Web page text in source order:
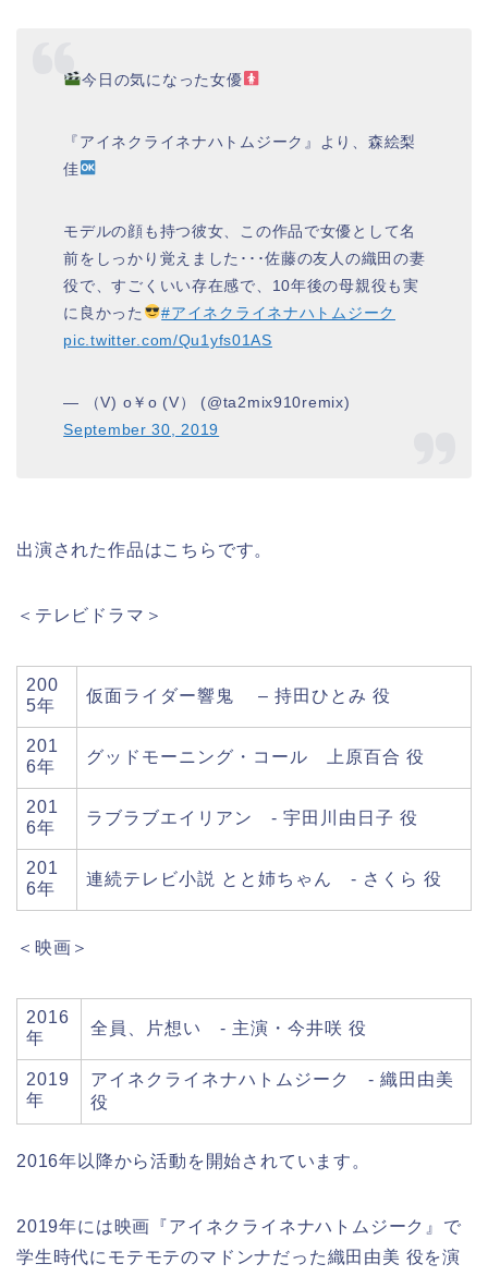
今日の気になった女優
『アイネクライネナハトムジーク』より、森絵梨
佳
モデルの顔も持つ彼女、この作品で女優として名
前をしっかり覚えました･･･佐藤の友人の織田の妻
役で、すごくいい存在感で、10年後の母親役も実
に良かった
#アイネクライネナハトムジーク
pic.twitter.com/Qu1yfs01AS
— （V) o￥o (V） (@ta2mix910remix)
September 30, 2019
出演された作品はこちらです。
＜テレビドラマ＞
200
5年
仮面ライダー響鬼 – 持田ひとみ 役
201
6年
グッドモーニング・コール 上原百合 役
201
6年
ラブラブエイリアン - 宇田川由日子 役
201
6年
連続テレビ小説 とと姉ちゃん - さくら 役
＜映画＞
2016
年
全員、片想い - 主演・今井咲 役
2019
年
アイネクライネナハトムジーク - 織田由美
役
2016年以降から活動を開始されています。
2019年には映画『アイネクライネナハトムジーク』で
学生時代にモテモテのマドンナだった織田由美 役を演